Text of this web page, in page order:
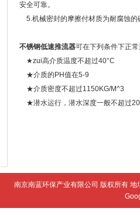
安全可靠。
5.机械密封的摩擦付材质为耐腐蚀
不锈钢低速推流器可在下列条件下正
★zui高介质温度不超过40°C
★介质的PH值在5-9
★介质密度不超过1150KG/M^3
★潜水运行，潜水深度一般不超过
南京南蓝环保产业有限公司 版权所有